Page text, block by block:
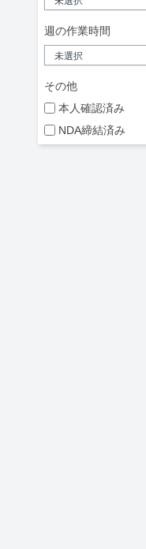
週の作業時間
その他
本人確認済み
NDA締結済み